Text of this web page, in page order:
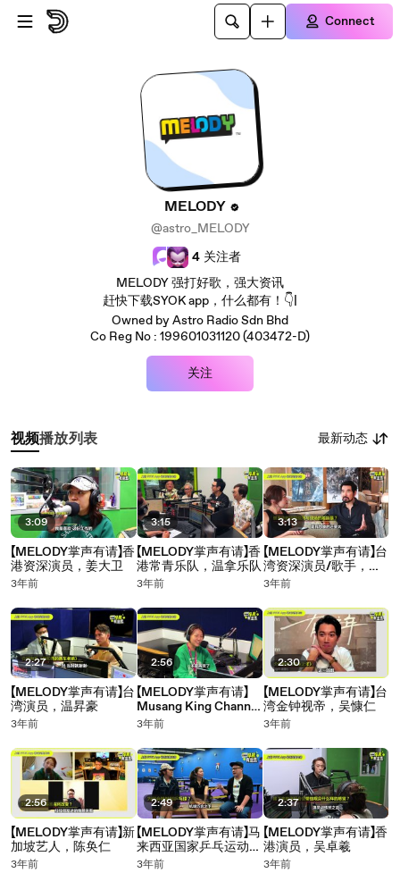
Skip to main content
Connect
MELODY
@astro_MELODY
4 关注者
MELODY 强打好歌，强大资讯
赶快下载SYOK app，什么都有！👇|
Owned by Astro Radio Sdn Bhd
Co Reg No : 199601031120 (403472-D)
关注
视频播放列表 最新动态
3:09
【MELODY掌声有请】香
港资深演员，姜大卫
3年前
2:27
【MELODY掌声有请】台
湾演员，温昇豪
3年前
2:56
【MELODY掌声有请】新
加坡艺人，陈奂仁
3年前
3:15
【MELODY掌声有请】香
港常青乐队，温拿乐队
3年前
2:56
【MELODY掌声有请】
Musang King Channel
主理人-Bernard邱文博
3年前
2:49
【MELODY掌声有请】马
来西亚国家乒乓运动
员，何盈
3年前
3:13
【MELODY掌声有请】台
湾资深演员/歌手，费
翔
3年前
2:30
【MELODY掌声有请】台
湾金钟视帝，吴慷仁
3年前
2:37
【MELODY掌声有请】香
港演员，吴卓羲
3年前